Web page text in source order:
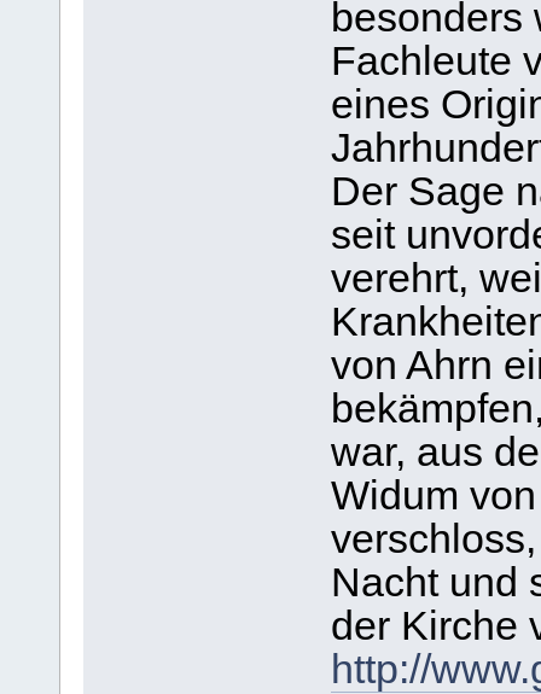
besonders
Fachleute
eines
Der Sage
seit
verehrt,
von Ahrn
war, aus
Widum
Nacht und
der Kirche
http://